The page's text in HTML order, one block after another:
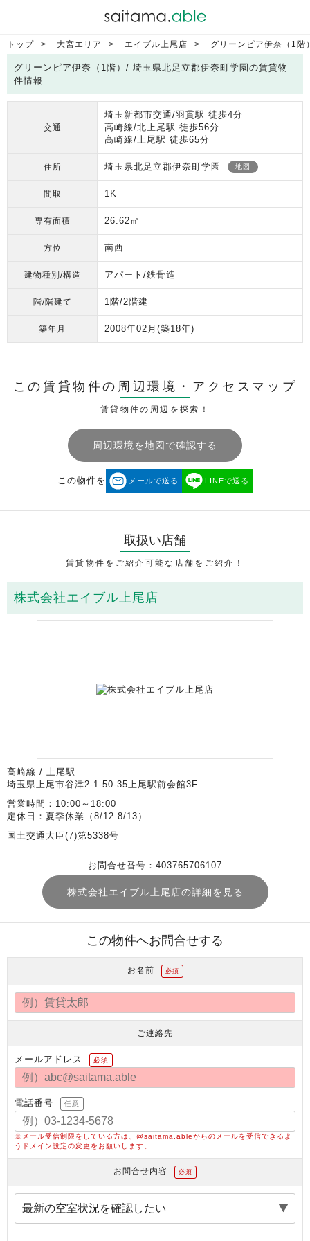
トップ 大宮エリア エイブル上尾店 グリーンピア伊奈（1階
グリーンピア伊奈（1階）/ 埼玉県北足立郡伊奈町学園の賃貸物
件情報
交通
埼玉新都市交通/羽貫駅 徒歩4分
高崎線/北上尾駅 徒歩56分
高崎線/上尾駅 徒歩65分
住所 埼玉県北足立郡伊奈町学園 地図
間取 1K
専有面積 26.62㎡
方位 南西
建物種別/構造 アパート/鉄骨造
階/階建て 1階/2階建
築年月 2008年02月 (築18年)
この賃貸物件の周辺環境・ アクセスマップ
賃貸物件の周辺を探索！
周辺環境を地図で確認する
この物件を メールで送る LINEで送る
取扱い店舗
賃貸物件をご紹介可能な店舗をご紹介！
株式会社エイブル上尾店
高崎線 / 上尾駅
埼玉県上尾市谷津2-1-50-35上尾駅前会館3F
営業時間：10:00～18:00
定休日：夏季休業（8/12.8/13）
国土交通大臣(7)第5338号
お問合せ番号：403765706107
株式会社エイブル上尾店の詳細を見る
この物件へお問合せする
お名前 必須
ご連絡先
メールアドレス 必須
電話番号 任意
※メール受信制限をしている方は、@saitama.ableからのメールを受信できるよ
うドメイン設定の変更をお願いします。
お問合せ内容 必須